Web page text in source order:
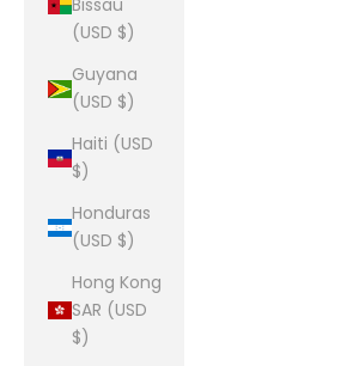
Bissau
(USD $)
Guyana
(USD $)
Haiti (USD
$)
Honduras
(USD $)
Hong Kong
SAR (USD
$)